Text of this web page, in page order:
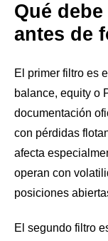
Qué
antes de
El primer filtro es
balance, equity o
documentación
con pérdidas
afecta
operan con
posiciones
El segundo filtro